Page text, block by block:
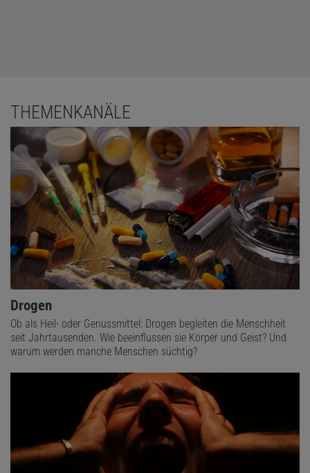
THEMENKANÄLE
Drogen
Ob als Heil- oder Genussmittel: Drogen begleiten die Menschheit
seit Jahrtausenden. Wie beeinflussen sie Körper und Geist? Und
warum werden manche Menschen süchtig?